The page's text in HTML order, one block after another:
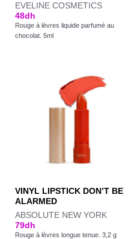
Note
3.00
sur 5
EVELINE COSMETICS
48dh
Rouge à lèvres liquide parfumé au
chocolat. 5ml
VINYL LIPSTICK DON’T BE
ALARMED
ABSOLUTE NEW YORK
79dh
Rouge à lèvres longue tenue. 3,2 g